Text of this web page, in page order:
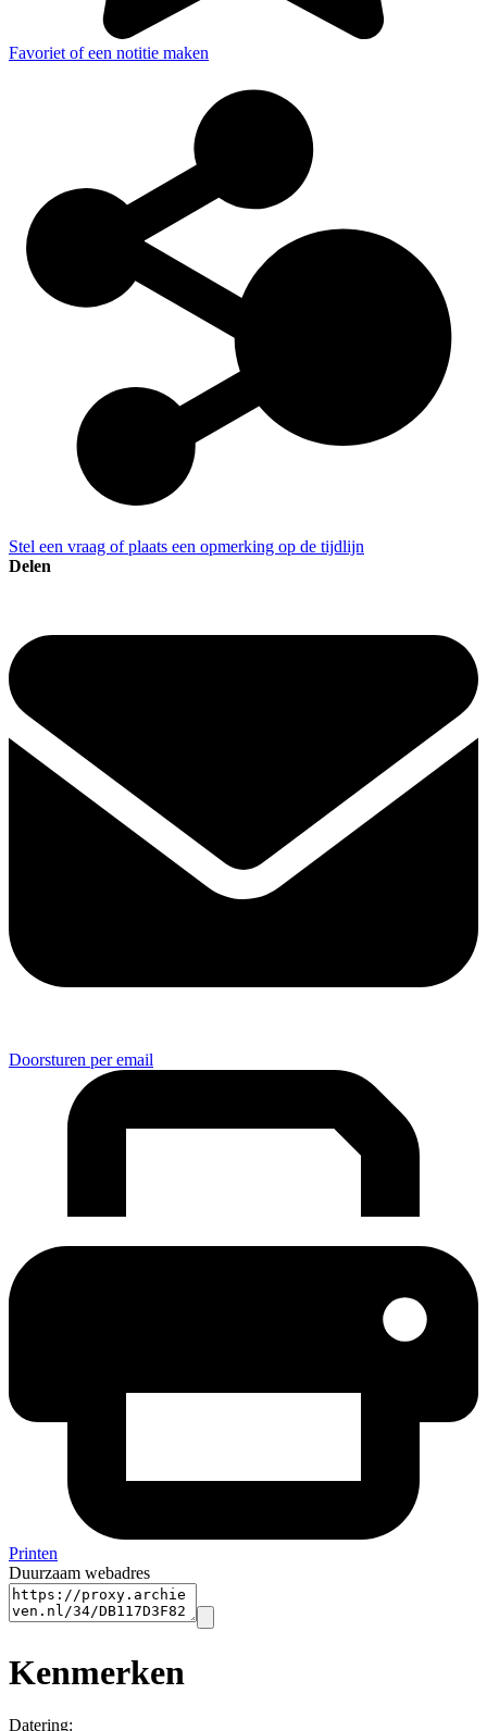
Favoriet of een notitie maken
Stel een vraag of plaats een opmerking op de tijdlijn
Delen
Doorsturen per email
Printen
Duurzaam webadres
Kenmerken
Datering: